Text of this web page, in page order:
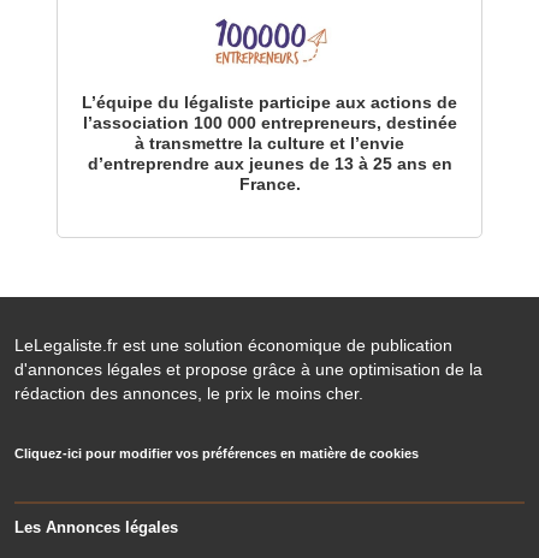
L’équipe du légaliste participe aux actions de
l’association 100 000 entrepreneurs, destinée
à transmettre la culture et l’envie
d’entreprendre aux jeunes de 13 à 25 ans en
France.
LeLegaliste.fr est une solution économique de publication
d'annonces légales et propose grâce à une optimisation de la
rédaction des annonces, le prix le moins cher.
Cliquez-ici pour modifier vos préférences en matière de cookies
Les Annonces légales